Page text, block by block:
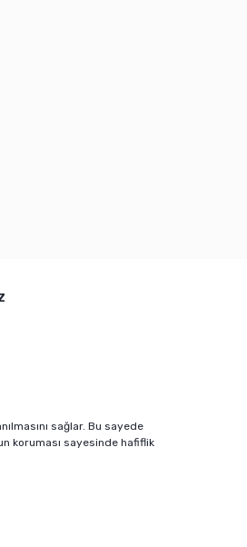
sağlar. Bu sayede
koruması sayesinde hafiflik